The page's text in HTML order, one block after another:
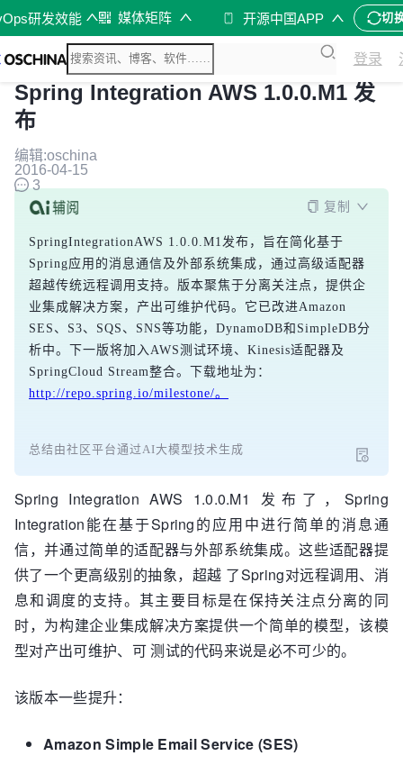
研发效能 媒体矩阵 开源中国APP 切
登录
Spring Integration AWS 1.0.0.M1 发
布
编辑:oschina
2016-04-15
3
复制
SpringIntegrationAWS 1.0.0.M1发布，旨在简化基于
Spring应用的消息通信及外部系统集成，通过高级适配器
超越传统远程调用支持。版本聚焦于分离关注点，提供企
业集成解决方案，产出可维护代码。它已改进Amazon
SES、S3、SQS、SNS等功能，DynamoDB和SimpleDB分
析中。下一版将加入AWS测试环境、Kinesis适配器及
SpringCloud Stream整合。下载地址为：
http://repo.spring.io/milestone/。
总结由社区平台通过AI大模型技术生成
Spring Integration AWS 1.0.0.M1 发布了，Spring
Integration能在基于Spring的应用中进行简单的消息通
信，并通过简单的适配器与外部系统集成。这些适配器提
供了一个更高级别的抽象，超越 了Spring对远程调用、消
息和调度的支持。其主要目标是在保持关注点分离的同
时，为构建企业集成解决方案提供一个简单的模型，该模
型对产出可维护、可 测试的代码来说是必不可少的。
该版本一些提升：
Amazon Simple Email Service (SES)